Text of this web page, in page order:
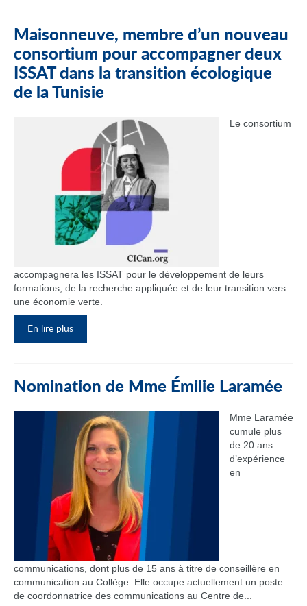
Maisonneuve, membre d’un nouveau
consortium pour accompagner deux
ISSAT dans la transition écologique
de la Tunisie
Le consortium
accompagnera les ISSAT pour le développement de leurs
formations, de la recherche appliquée et de leur transition vers
une économie verte.
En lire plus
Nomination de Mme Émilie Laramée
Mme Laramée
cumule plus
de 20 ans
d’expérience
en
communications, dont plus de 15 ans à titre de conseillère en
communication au Collège. Elle occupe actuellement un poste
de coordonnatrice des communications au Centre de...